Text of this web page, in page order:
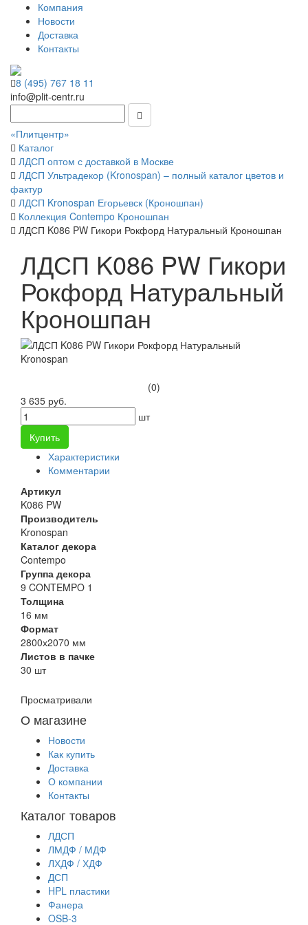
Компания
Новости
Доставка
Контакты
8 (495) 767 18 11
info@plit-centr.ru
«Плитцентр»
Каталог
ЛДСП оптом с доставкой в Москве
ЛДСП Ультрадекор (Kronospan) – полный каталог цветов и
фактур
ЛДСП Kronospan Егорьевск (Кроношпан)
Коллекция Contempo Кроношпан
ЛДСП K086 PW Гикори Рокфорд Натуральный Кроношпан
ЛДСП K086 PW Гикори
Рокфорд Натуральный
Кроношпан
(0)
3 635 руб.
шт
Купить
Характеристики
Комментарии
Артикул
K086 PW
Производитель
Kronospan
Каталог декора
Contempo
Группа декора
9 CONTEMPO 1
Толщина
16 мм
Формат
2800х2070 мм
Листов в пачке
30 шт
Просматривали
О магазине
Новости
Как купить
Доставка
О компании
Контакты
Каталог товаров
ЛДСП
ЛМДФ / МДФ
ЛХДФ / ХДФ
ДСП
HPL пластики
Фанера
OSB-3